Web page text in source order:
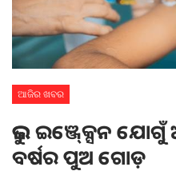
ଆଜିର ଖବର
ଭୁଲ ଇଞ୍ଜେ୍କ୍ସନ
ବର୍ଷର ପୁଅ ଗୋଡ଼